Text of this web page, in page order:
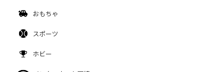
おもちゃ
スポーツ
ホビー